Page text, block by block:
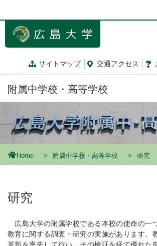
ン
サイトマップ 交通アクセス
附属中学校・高等学校
Home 附属中学校・高等学校 研究
研究
広島大学の附属学校である本校の使命の一
教育に関する調査・研究の実施があります。